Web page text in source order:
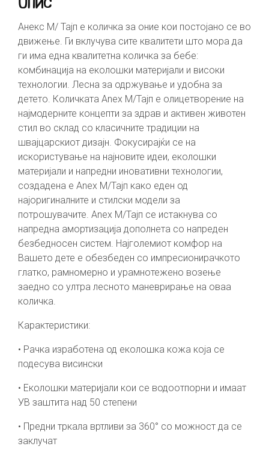
Анекс М/ Тајп е количка за оние кои постојано се во
движење. Ги вклучува сите квалитети што мора да
ги има една квалитетна количка за бебе:
комбинација на еколошки материјали и високи
технологии. Лесна за одржување и удобна за
детето. Количката Anex М/Тајп е олицетворение на
најмодерните концепти за здрав и активен животен
стил во склад со класичните традиции на
швајцарскиот дизајн. Фокусирајќи се на
искористување на најновите идеи, еколошки
материјали и напредни иновативни технологии,
создадена е Anex М/Тајп како еден од
најоригиналните и стилски модели за
потрошувачите. Anex М/Тајп се истакнува со
напредна амортизација дополнета со напреден
безбедносен систем. Најголемиот комфор на
Вашето дете е обезбеден со импресионирачкото
глатко, рамномерно и урамнотежено возење
заедно со ултра лесното маневрирање на оваа
количка.
Карактеристики:
• Рачка изработена од еколошка кожа која се
подесува висински
• Еколошки материјали кои се водоотпорни и имаат
УВ заштита над 50 степени
• Предни тркала вртливи за 360° со можност да се
заклучат